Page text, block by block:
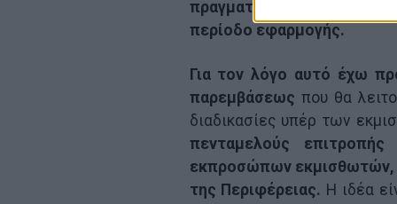
πραγματικότητας
περίοδο εφαρμογής.
Για τον λόγο αυτό έχω
παρεμβάσεως που θα
διαδικασίες υπέρ των
πενταμελούς
εκπροσώπων εκμισθωτών,
της Περιφέρειας. Η ιδέα